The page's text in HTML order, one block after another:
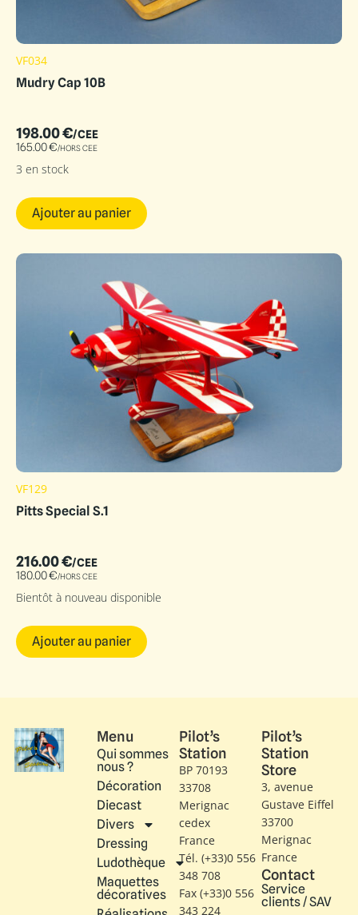
VF034
Mudry Cap 10B
198.00€/CEE
165.00€/HORS CEE
3 en stock
Ajouter au panier
VF129
Pitts Special S.1
216.00€/CEE
180.00€/HORS CEE
Bientôt à nouveau disponible
Ajouter au panier
Menu
Qui sommes
nous ?
Décoration
Diecast
Divers
Dressing
Ludothèque
Maquettes
décoratives
Pilot’s
Station
BP 70193
33708
Merignac
cedex
France
Tél. (+33)0 556
348 708
Fax (+33)0 556
343 224
Pilot’s
Station
Store
3, avenue
Gustave Eiffel​
33700
Merignac
France
Contact
Service
clients / SAV